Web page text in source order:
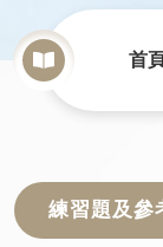
首
練習題及參